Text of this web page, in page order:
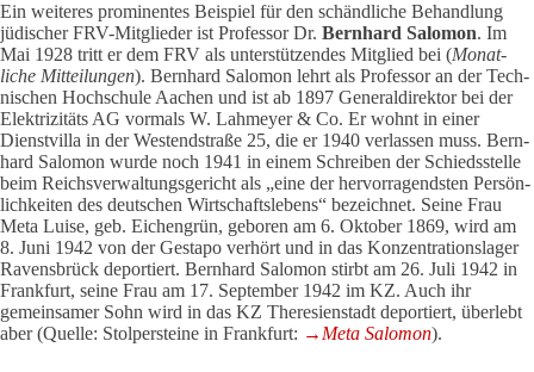
Ein wei­teres pro­mi­nentes Bei­spiel für den schänd­liche Behand­lung
jüdi­scher FRV-Mit­glieder ist Pro­fessor Dr. Bern­hard Salomon. Im
Mai 1928 tritt er dem FRV als unter­stüt­zendes Mit­glied bei (Monat­
liche Mit­tei­lungen). Bern­hard Salomon lehrt als Pro­fessor an der Tech­
ni­schen Hoch­schule Aachen und ist ab 1897 Gene­ral­di­rektor bei der
Elek­tri­zi­täts AG vor­mals W. Lah­meyer & Co. Er wohnt in einer
Dienst­villa in der West­end­straße 25, die er 1940 ver­lassen muss. Bern­
hard Salomon wurde noch 1941 in einem Schreiben der Schieds­stelle
beim Reichs­ver­wal­tungs­ge­richt als „eine der her­vor­ra­gendsten Per­sön­
lich­keiten des deut­schen Wirt­schafts­le­bens“ bezeichnet. Seine Frau
Meta Luise, geb. Eichen­grün, geboren am 6. Oktober 1869, wird am
8. Juni 1942 von der Gestapo ver­hört und in das Kon­zen­tra­ti­ons­lager
Ravens­brück depor­tiert. Bern­hard Salomon stirbt am 26. Juli 1942 in
Frank­furt, seine Frau am 17. Sep­tember 1942 im KZ. Auch ihr
gemein­samer Sohn wird in das KZ The­re­si­en­stadt depor­tiert, über­lebt
aber (Quelle: Stol­per­steine in Frank­furt: →Meta Salomon).